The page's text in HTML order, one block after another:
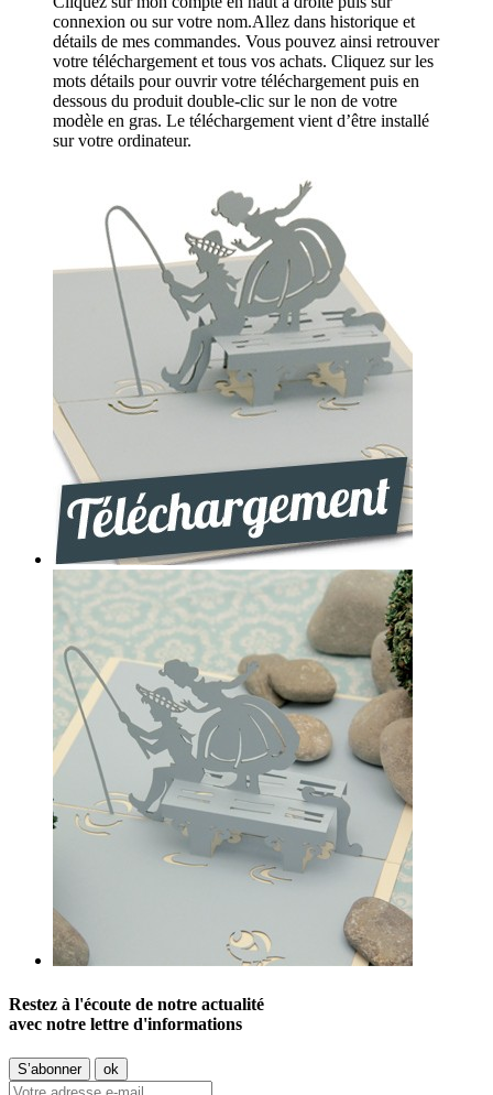
connexion ou sur votre nom.Allez dans historique et
détails de mes commandes. Vous pouvez ainsi retrouver
votre téléchargement et tous vos achats. Cliquez sur les
mots détails pour ouvrir votre téléchargement puis en
dessous du produit double-clic sur le non de votre
modèle en gras. Le téléchargement vient d’être installé
sur votre ordinateur.
Restez à l'écoute de notre actualité
avec notre lettre d'informations